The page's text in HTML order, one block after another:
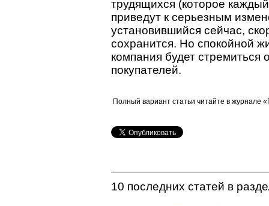
трудящихся (которое
приведут к серьезным
установившийся сейчас,
сохранится. Но спокойной
компания будет стремиться
покупателей.
Полный вариант статьи читайте в журнале
10 последних статей в